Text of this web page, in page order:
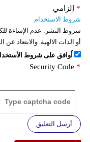
إلزامي *
شروط الاستخدام
شروط النشر: عدم الإساءة
أو الذات الالهية. والابتعاد
اُوافق على شروط
Security Code *
أرسل التعليق